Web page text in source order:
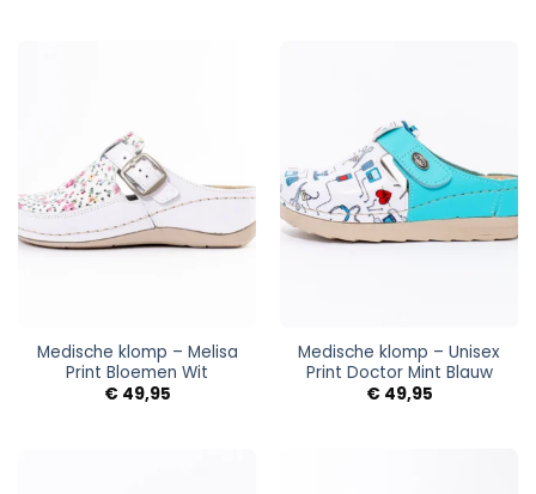
Medische klomp – Melisa
Print Bloemen Wit
€49,95
Medische klomp – Unisex
Print Doctor Mint Blauw
€49,95